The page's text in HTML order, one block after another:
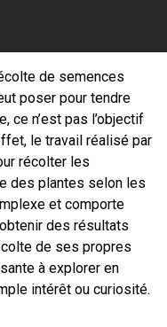
de semences
poser pour tendre
ce n’est pas l’objectif
le travail réalisé par
récolter les
des plantes selon les
et comporte
des résultats
de ses propres
à explorer en
intérêt ou curiosité.